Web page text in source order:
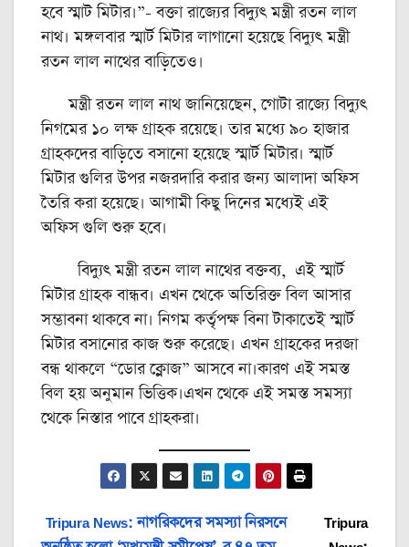
হবে স্মাট মিটার।”- বক্তা রাজ্যের বিদ্যুৎ মন্ত্রী রতন লাল
নাথ। মঙ্গলবার স্মার্ট মিটার লাগানো হয়েছে বিদ্যুৎ মন্ত্রী
রতন লাল নাথের বাড়িতেও।
মন্ত্রী রতন লাল নাথ জানিয়েছেন, গোটা রাজ্যে বিদ্যুৎ
নিগমের ১০ লক্ষ গ্রাহক রয়েছে। তার মধ্যে ৯০ হাজার
গ্রাহকদের বাড়িতে বসানো হয়েছে স্মার্ট মিটার। স্মার্ট
মিটার গুলির উপর নজরদারি করার জন্য আলাদা অফিস
তৈরি করা হয়েছে। আগামী কিছু দিনের মধ্যেই এই
অফিস গুলি শুরু হবে।
বিদ্যুৎ মন্ত্রী রতন লাল নাথের বক্তব্য, এই স্মার্ট
মিটার গ্রাহক বান্ধব। এখন থেকে অতিরিক্ত বিল আসার
সম্ভাবনা থাকবে না। নিগম কর্তৃপক্ষ বিনা টাকাতেই স্মার্ট
মিটার বসানোর কাজ শুরু করেছে। এখন গ্রাহকের দরজা
বন্ধ থাকলে “ডোর ক্লোজ” আসবে না।কারণ এই সমস্ত
বিল হয় অনুমান ভিত্তিক।এখন থেকে এই সমস্ত সমস্যা
থেকে নিস্তার পাবে গ্রাহকরা।
Post
Tripura
Tripura News: নাগরিকদের সমস্যা নিরসনে